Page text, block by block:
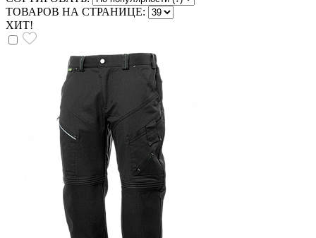
ТОВАРОВ НА СТРАНИЦЕ:
ХИТ!